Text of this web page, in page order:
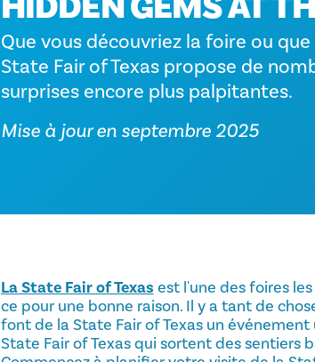
Que vous découvriez la foire ou
State Fair of Texas propose de
surprises encore plus palpitantes.
Mise à jour en septembre 2025
La State Fair of Texas est l'une des foires
ce pour une bonne raison. Il y a tant de
font de la State Fair of Texas un
State Fair of Texas qui sortent des sentiers